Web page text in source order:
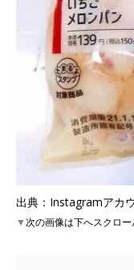
出典：Instagramアカ
▼次の画像は下へスクロ